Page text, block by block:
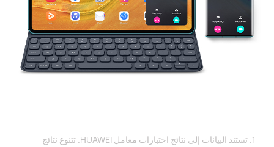
‏1. تستند البيانات إلى نتائج اختبارات معامل HUAWEI. تتنوع نتائج